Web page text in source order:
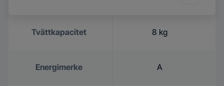
Tvättkapacitet 8 kg
Energimerke A